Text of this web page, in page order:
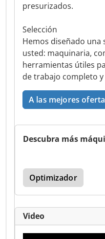
presurizados.
Selección
Hemos diseñado una
usted: maquinaria,
herramientas útiles
de trabajo completo
A las mejores
Descubra más
Optimizador
Video